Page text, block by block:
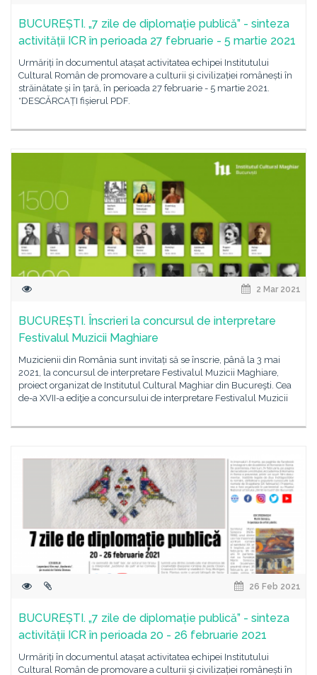
BUCUREȘTI. „7 zile de diplomație publică” - sinteza
activității ICR în perioada 27 februarie - 5 martie 2021
Urmăriți în documentul atașat activitatea echipei Institutului
Cultural Român de promovare a culturii și civilizației românești în
străinătate și în țară, în perioada 27 februarie - 5 martie 2021.
*DESCĂRCAȚI fișierul PDF.
2 Mar 2021
BUCUREȘTI. Înscrieri la concursul de interpretare
Festivalul Muzicii Maghiare
Muzicienii din România sunt invitați să se înscrie, până la 3 mai
2021, la concursul de interpretare Festivalul Muzicii Maghiare,
proiect organizat de Institutul Cultural Maghiar din Bucureşti. Cea
de-a XVII-a ediţie a concursului de interpretare Festivalul Muzicii
26 Feb 2021
BUCUREȘTI. „7 zile de diplomație publică” - sinteza
activității ICR în perioada 20 - 26 februarie 2021
Urmăriți în documentul atașat activitatea echipei Institutului
Cultural Român de promovare a culturii și civilizației românești în